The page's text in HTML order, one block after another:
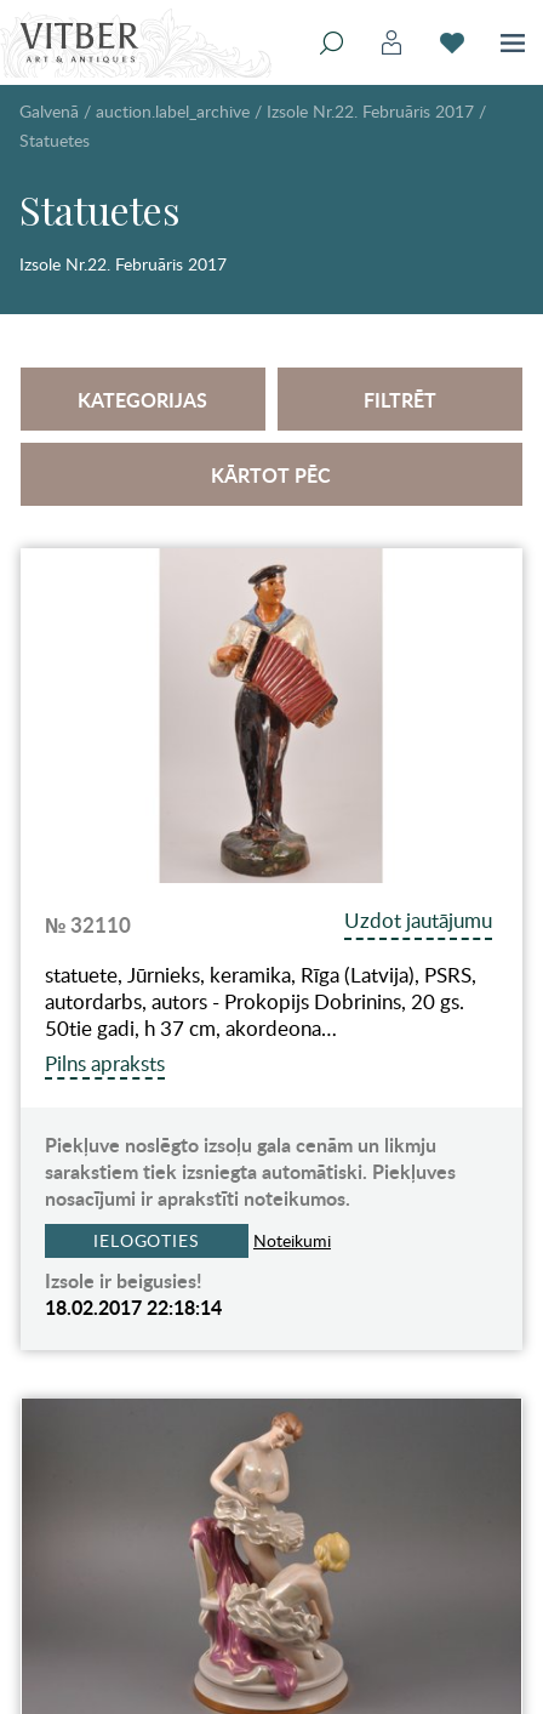
Galvenā / auction.label_archive / Izsole Nr.22. Februāris 2017 /
Statuetes
Statuetes
Izsole Nr.22. Februāris 2017
KATEGORIJAS FILTRĒT
KĀRTOT PĒC
№ 32110
Uzdot jautājumu
statuete, Jūrnieks, keramika, Rīga (Latvija), PSRS,
autordarbs, autors - Prokopijs Dobrinins, 20 gs.
50tie gadi, h 37 cm, akordeona…
Pilns apraksts
Piekļuve noslēgto izsoļu gala cenām un likmju
sarakstiem tiek izsniegta automātiski. Piekļuves
nosacījumi ir aprakstīti noteikumos.
IELOGOTIES Noteikumi
Izsole ir beigusies!
18.02.2017 22:18:14